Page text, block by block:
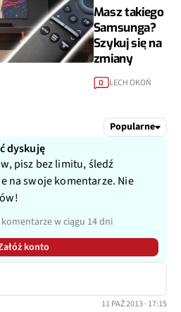
Masz takiego
Samsunga?
Szykuj się na
zmiany
0 LECH OKOŃ
Popularne
dyskuję
pisz bez limitu, śledź
na swoje komentarze. Nie
w ciągu 14 dni
konto
11 PAŹ 2013 · 17:15